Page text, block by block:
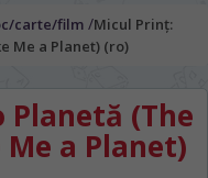
carte/film /Micul Prinț:
Me a Planet) (ro)
Planetă (The
a Planet)